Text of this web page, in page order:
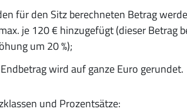
für den Sitz berechneten Betrag
je 120 € hinzugefügt (dieser Betrag
um 20 %);
wird auf ganze Euro gerundet.
und Prozentsätze: